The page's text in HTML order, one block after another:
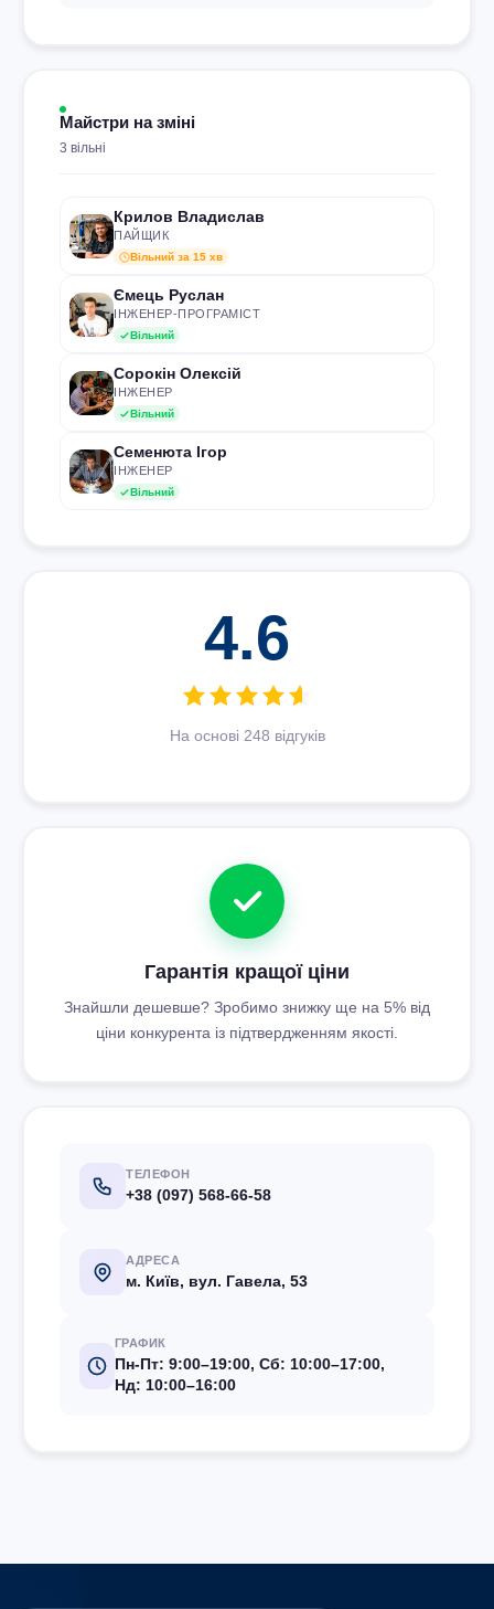
Майстри на зміні
3 вільні
Крилов Владислав
ПАЙЩИК
Вільний за 15 хв
Ємець Руслан
ІНЖЕНЕР-ПРОГРАМІСТ
Вільний
Сорокін Олексій
ІНЖЕНЕР
Вільний
Семенюта Ігор
ІНЖЕНЕР
Вільний
4.6
На основі 248 відгуків
Гарантія кращої ціни
Знайшли дешевше? Зробимо знижку ще на 5% від
ціни конкурента із підтвердженням якості.
ТЕЛЕФОН
+38 (097) 568-66-58
АДРЕСА
м. Київ, вул. Гавела, 53
ГРАФИК
Пн-Пт: 9:00–19:00, Сб: 10:00–17:00,
Нд: 10:00–16:00